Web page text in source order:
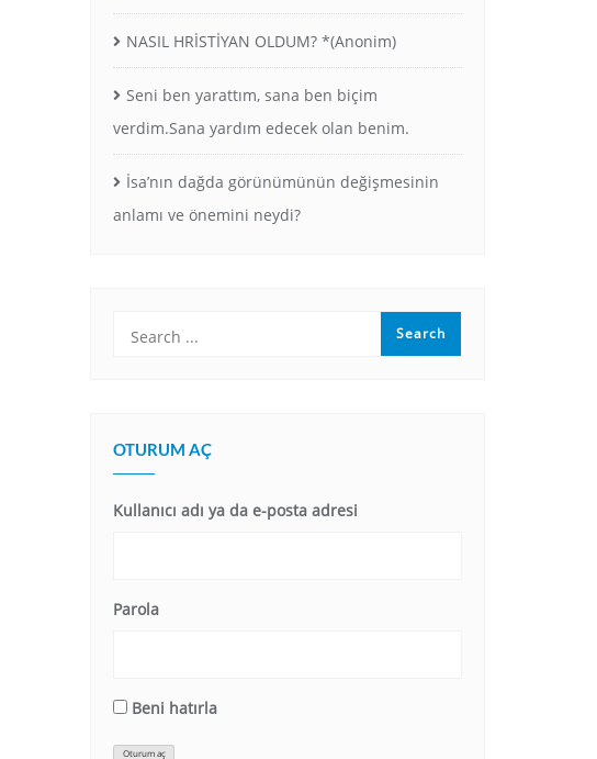
NASIL HRİSTİYAN OLDUM? *(Anonim)
Seni ben yarattım, sana ben biçim
verdim.Sana yardım edecek olan benim.
İsa’nın dağda görünümünün değişmesinin
anlamı ve önemini neydi?
OTURUM AÇ
Kullanıcı adı ya da e-posta adresi
Parola
Beni hatırla
Oturum aç